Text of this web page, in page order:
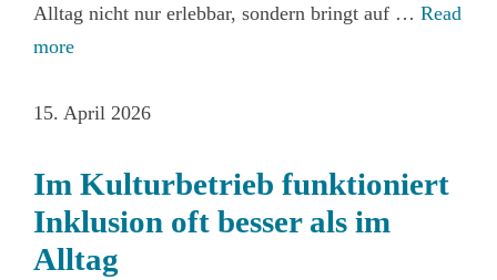
Alltag nicht nur erlebbar, sondern bringt auf … Read
more
15. April 2026
Im Kulturbetrieb funktioniert
Inklusion oft besser als im
Alltag